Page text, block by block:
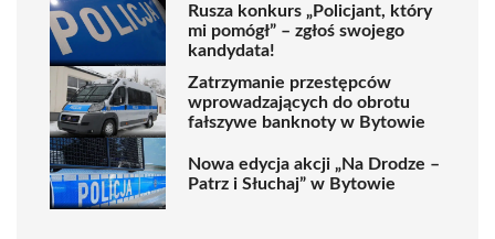
Rusza konkurs „Policjant, który
mi pomógł” – zgłoś swojego
kandydata!
Zatrzymanie przestępców
wprowadzających do obrotu
fałszywe banknoty w Bytowie
Nowa edycja akcji „Na Drodze –
Patrz i Słuchaj” w Bytowie